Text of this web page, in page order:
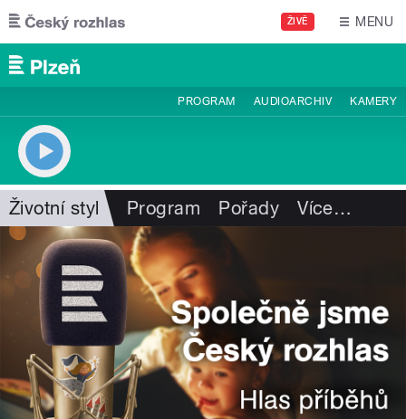
Přejít k hlavnímu obsahu
ŽIVĚ MENU
PROGRAM AUDIOARCHIV KAMERY
Životní styl Program Pořady Více…